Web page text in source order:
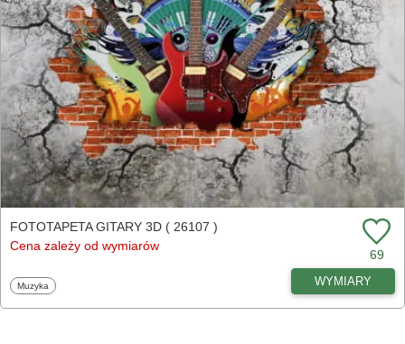
FOTOTAPETA GITARY 3D ( 26107 )
Cena zależy od wymiarów
69
Fototapety
Muzyka WYMIARY